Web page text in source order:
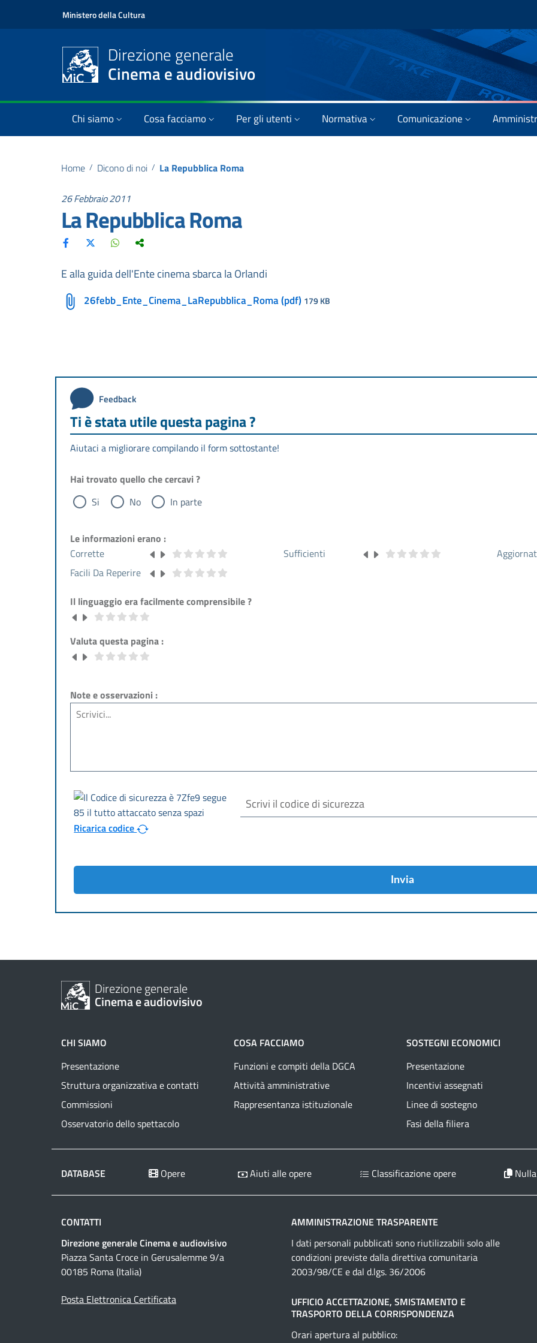
Ministero della Cultura
Direzione generale
Cinema e audiovisivo
Chi siamo Cosa facciamo Per gli utenti Normativa Comunicazione
Home / Dicono di noi / La Repubblica Roma
26 Febbraio 2011
La Repubblica Roma
E alla guida dell'Ente cinema sbarca la Orlandi
26febb_Ente_Cinema_LaRepubblica_Roma (pdf) 179 KB
Feedback
Ti è stata utile questa pagina ?
Aiutaci a migliorare compilando il form sottostante!
Hai trovato quello che cercavi ?
Si
No In parte
Le informazioni erano :
Corrette
Sufficienti
Facili Da Reperire
Il linguaggio era facilmente comprensibile ?
Valuta questa pagina :
Note e osservazioni :
Ricarica codice
Invia
Direzione generale
Cinema e audiovisivo
CHI SIAMO
Presentazione
Struttura organizzativa e contatti
Commissioni
Osservatorio dello spettacolo
COSA FACCIAMO
Funzioni e compiti della DGCA
Attività amministrative
Rappresentanza istituzionale
SOSTEGNI ECONOMICI
Presentazione
Incentivi assegnati
Linee di sostegno
Fasi della filiera
DATABASE Opere Aiuti alle opere Classificazione opere
CONTATTI
Direzione generale Cinema e audiovisivo
Piazza Santa Croce in Gerusalemme 9/a
00185 Roma (Italia)
Posta Elettronica Certificata
AMMINISTRAZIONE TRASPARENTE
I dati personali pubblicati sono riutilizzabili solo alle
condizioni previste dalla direttiva comunitaria
2003/98/CE e dal d.lgs. 36/2006
UFFICIO ACCETTAZIONE, SMISTAMENTO E
TRASPORTO DELLA CORRISPONDENZA
Orari apertura al pubblico: